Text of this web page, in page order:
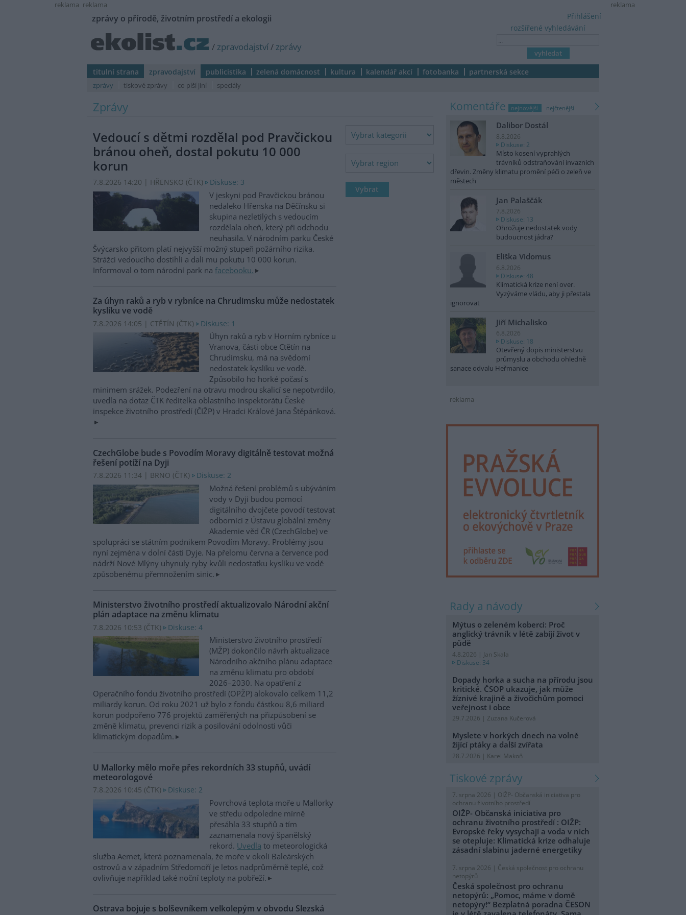
reklama
reklama reklama
zprávy o přírodě, životním prostředí a ekologii
/ zpravodajství/ zprávy
rozšířené vyhledávání
Přihlášení
titulní strana zpravodajství publicistika zelená domácnost kultura kalendář akcí fotobanka partnerská sekce
zprávy tiskové zprávy co píší jiní speciály
Zprávy
Vedoucí s dětmi rozdělal pod Pravčickou
bránou oheň, dostal pokutu 10 000
korun
7.8.2026 14:20 | HŘENSKO (ČTK) Diskuse: 3
V jeskyni pod Pravčickou bránou
nedaleko Hřenska na Děčínsku si
skupina nezletilých s vedoucím
rozdělala oheň, který při odchodu
neuhasila. V národním parku České
Švýcarsko přitom platí nejvyšší možný stupeň požárního rizika.
Strážci vedoucího dostihli a dali mu pokutu 10 000 korun.
Informoval o tom národní park na facebooku.
Za úhyn raků a ryb v rybníce na Chrudimsku může nedostatek
kyslíku ve vodě
7.8.2026 14:05 | CTĚTÍN (ČTK) Diskuse: 1
Úhyn raků a ryb v Horním rybníce u
Vranova, části obce Ctětín na
Chrudimsku, má na svědomí
nedostatek kyslíku ve vodě.
Způsobilo ho horké počasí s
minimem srážek. Podezření na otravu modrou skalicí se nepotvrdilo,
uvedla na dotaz ČTK ředitelka oblastního inspektorátu České
inspekce životního prostředí (ČIŽP) v Hradci Králové Jana Štěpánková.
CzechGlobe bude s Povodím Moravy digitálně testovat možná
řešení potíží na Dyji
7.8.2026 11:34 | BRNO (ČTK) Diskuse: 2
Možná řešení problémů s ubýváním
vody v Dyji budou pomocí
digitálního dvojčete povodí testovat
odborníci z Ústavu globální změny
Akademie věd ČR (CzechGlobe) ve
spolupráci se státním podnikem Povodím Moravy. Problémy jsou
nyní zejména v dolní části Dyje. Na přelomu června a července pod
nádrží Nové Mlýny uhynuly ryby kvůli nedostatku kyslíku ve vodě
způsobenému přemnožením sinic.
Ministerstvo životního prostředí aktualizovalo Národní akční
plán adaptace na změnu klimatu
7.8.2026 10:53 (ČTK) Diskuse: 4
Ministerstvo životního prostředí
(MŽP) dokončilo návrh aktualizace
Národního akčního plánu adaptace
na změnu klimatu pro období
2026–2030. Na opatření z
Operačního fondu životního prostředí (OPŽP) alokovalo celkem 11,2
miliardy korun. Od roku 2021 už bylo z fondu částkou 8,6 miliard
korun podpořeno 776 projektů zaměřených na přizpůsobení se
změně klimatu, prevenci rizik a posilování odolnosti vůči
klimatickým dopadům.
U Mallorky mělo moře přes rekordních 33 stupňů, uvádí
meteorologové
7.8.2026 10:45 (ČTK) Diskuse: 2
Povrchová teplota moře u Mallorky
ve středu odpoledne mírně
přesáhla 33 stupňů a tím
zaznamenala nový španělský
rekord. Uvedla to meteorologická
služba Aemet, která poznamenala, že moře v okolí Baleárských
ostrovů a v západním Středomoří je letos nadprůměrně teplé, což
ovlivňuje například také noční teploty na pobřeží.
Ostrava bojuje s bolševníkem velkolepým v obvodu Slezská
komentáře nejnovější nejčtenější
Dalibor Dostál
8.8.2026
Diskuse: 2
Místo kosení vyprahlých
trávníků odstraňování invazních
dřevin. Změny klimatu promění péči o zeleň ve
městech
Jan Palaščák
7.8.2026
Diskuse: 13
Ohrožuje nedostatek vody
budoucnost jádra?
Eliška Vidomus
6.8.2026
Diskuse: 48
Klimatická krize není over.
Vyzýváme vládu, aby ji přestala
ignorovat
Jiří Michalisko
6.8.2026
Diskuse: 18
Otevřený dopis ministerstvu
průmyslu a obchodu ohledně
sanace odvalu Heřmanice
reklama
rady a návody
Mýtus o zeleném koberci: Proč
anglický trávník v létě zabíjí život v
půdě
4.8.2026 | Jan Skala
Diskuse: 34
Dopady horka a sucha na přírodu jsou
kritické. ČSOP ukazuje, jak může
žíznivé krajině a živočichům pomoci
veřejnost i obce
29.7.2026 | Zuzana Kučerová
Myslete v horkých dnech na volně
žijící ptáky a další zvířata
28.7.2026 | Karel Makoň
tiskové zprávy
7. srpna 2026 | OIŽP- Občanská iniciativa pro
ochranu životního prostředí
OIŽP- Občanská iniciativa pro
ochranu životního prostředí : OIŽP:
Evropské řeky vysychají a voda v nich
se otepluje: Klimatická krize odhaluje
zásadní slabinu jaderné energetiky
7. srpna 2026 | Česká společnost pro ochranu
netopýrů
Česká společnost pro ochranu
netopýrů: „Pomoc, máme v domě
netopýry!“ Bezplatná poradna ČESON